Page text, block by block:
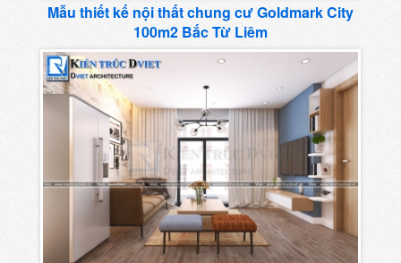
Mẫu thiết kế nội thất chung cư Goldmark City
100m2 Bắc Từ Liêm